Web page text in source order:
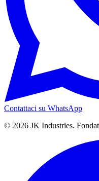
Contattaci su WhatsApp
© 2026 JK Industries.